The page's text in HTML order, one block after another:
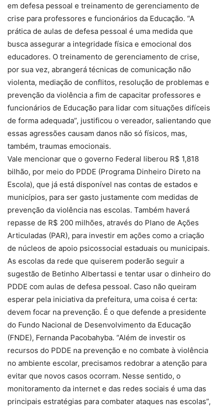
em defesa pessoal e treinamento de gerenciamento de
crise para professores e funcionários da Educação. “A
prática de aulas de defesa pessoal é uma medida que
busca assegurar a integridade física e emocional dos
educadores. O treinamento de gerenciamento de crise,
por sua vez, abrangerá técnicas de comunicação não
violenta, mediação de conflitos, resolução de problemas e
prevenção da violência a fim de capacitar professores e
funcionários de Educação para lidar com situações difíceis
de forma adequada”, justificou o vereador, salientando que
essas agressões causam danos não só físicos, mas,
também, traumas emocionais.
Vale mencionar que o governo Federal liberou R$ 1,818
bilhão, por meio do PDDE (Programa Dinheiro Direto na
Escola), que já está disponível nas contas de estados e
municípios, para ser gasto justamente com medidas de
prevenção da violência nas escolas. Também haverá
repasse de R$ 200 milhões, através do Plano de Ações
Articuladas (PAR), para investir em ações como a criação
de núcleos de apoio psicossocial estaduais ou municipais.
As escolas da rede que quiserem poderão seguir a
sugestão de Betinho Albertassi e tentar usar o dinheiro do
PDDE com aulas de defesa pessoal. Caso não queiram
esperar pela iniciativa da prefeitura, uma coisa é certa:
devem focar na prevenção. É o que defende a presidente
do Fundo Nacional de Desenvolvimento da Educação
(FNDE), Fernanda Pacobahyba. “Além de investir os
recursos do PDDE na prevenção e no combate à violência
no ambiente escolar, precisamos redobrar a atenção para
evitar que novos casos ocorram. Nesse sentido, o
monitoramento da internet e das redes sociais é uma das
principais estratégias para combater ataques nas escolas”,